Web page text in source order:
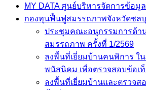
MY DATA ศูนย์บริหารจัดการข้อมู
กองทุนฟื้นฟูสมรรถภาพจังหวัดชล
ประชุมคณะอนุกรรมการด้า
สมรรถภาพ ครั้งที่ 1/2569
ลงพื้นที่เยี่ยมบ้านคนพิการ ใ
พนัสนิคม เพื่อตรวจสอบข้อเท็
ลงพื้นที่เยี่ยมบ้านและตรวจส